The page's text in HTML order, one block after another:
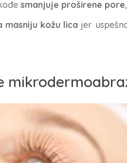
smanjuje proširene pore
masniju kožu lica jer